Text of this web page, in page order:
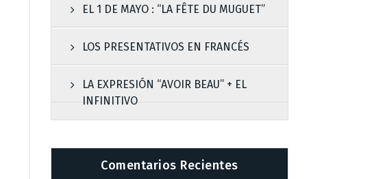
EL 1 DE MAYO : “LA FÊTE DU MUGUET”
LOS PRESENTATIVOS EN FRANCÉS
LA EXPRESIÓN “AVOIR BEAU” + EL
INFINITIVO
Comentarios Recientes